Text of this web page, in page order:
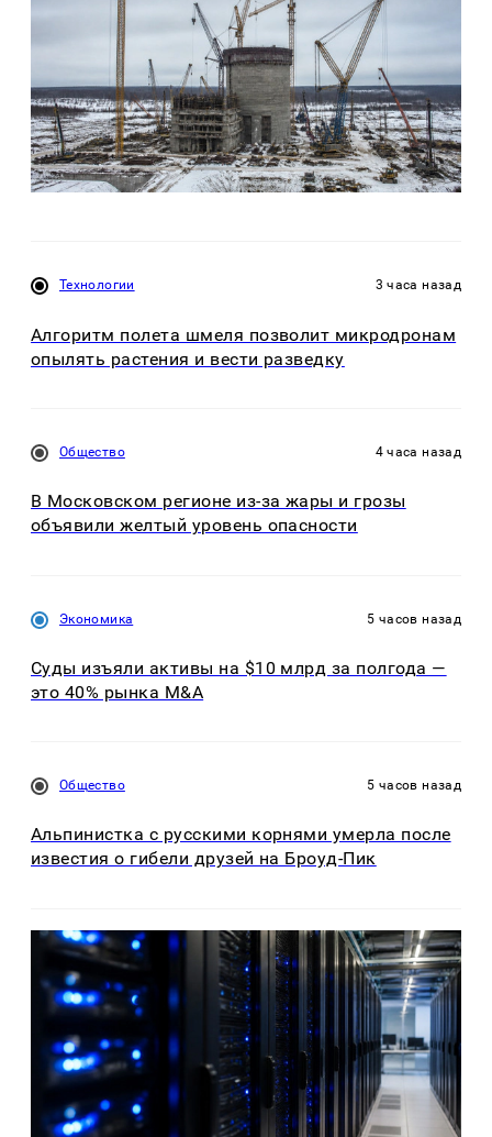
Технологии 3 часа назад
Алгоритм полета шмеля позволит микродронам
опылять растения и вести разведку
Общество 4 часа назад
В Московском регионе из-за жары и грозы
объявили желтый уровень опасности
Экономика 5 часов назад
Суды изъяли активы на $10 млрд за полгода —
это 40% рынка M&A
Общество 5 часов назад
Альпинистка с русскими корнями умерла после
известия о гибели друзей на Броуд-Пик